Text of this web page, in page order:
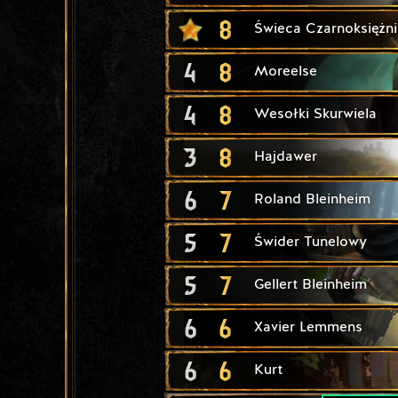
8 Świeca
4 8 Moreelse
4 8 Wesołki Skurwiela
3 8 Hajdawer
6 7 Roland Bleinheim
5 7 Świder Tunelowy
5 7 Gellert Bleinheim
6 6 Xavier Lemmens
6 6 Kurt